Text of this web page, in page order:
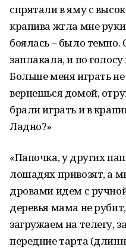
спрятали в яму с
крапива жгла мне
боялась – было
заплакала, и по
Больше меня играть
вернешься домой,
брали играть и в
Ладно?»
«Папочка, у других
лошадях привозят, а
дровами идем с
деревья мама не
загружаем на телегу,
передние тарта